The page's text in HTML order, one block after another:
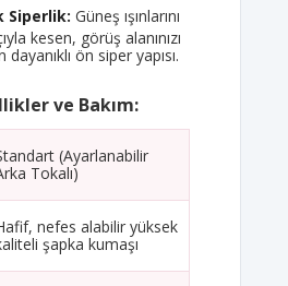
Siperlik: Güneş ışınlarını
kesen, görüş alanınızı
dayanıklı ön siper yapısı.
ve Bakım:
(Ayarlanabilir
Tokalı)
nefes alabilir yüksek
şapka kumaşı